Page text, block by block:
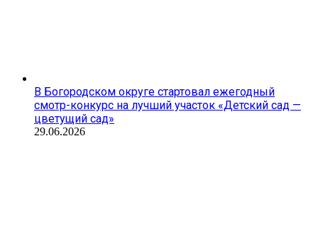
В Богородском округе стартовал ежегодный
смотр-конкурс на лучший участок «Детский сад —
цветущий сад»
29.06.2026